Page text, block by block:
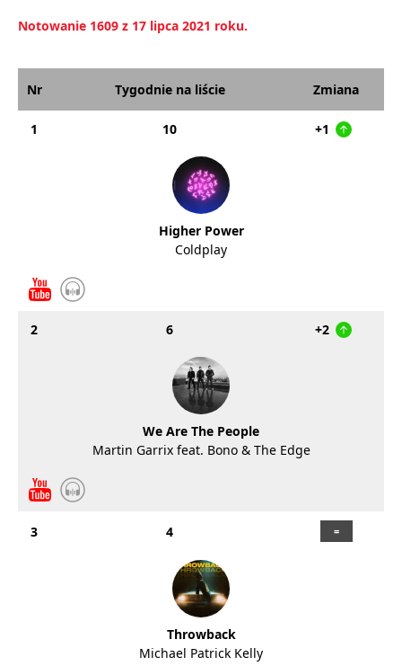
Notowanie 1609 z 17 lipca 2021 roku.
Nr Tygodnie na liście Zmiana
1 10 +1
Higher Power
Coldplay
2 6 +2
We Are The People
Martin Garrix feat. Bono & The Edge
3 4
Throwback
Michael Patrick Kelly